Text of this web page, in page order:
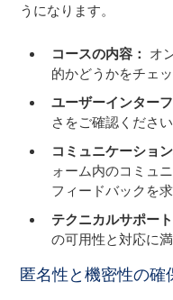
うになります。
コースの内容： オ
的かどうかをチェッ
ユーザーインター
さをご確認ください
コミュニケーショ
ォーム内のコミュ
フィードバックを求
テクニカルサポー
の可用性と対応に
匿名性と機密性の確